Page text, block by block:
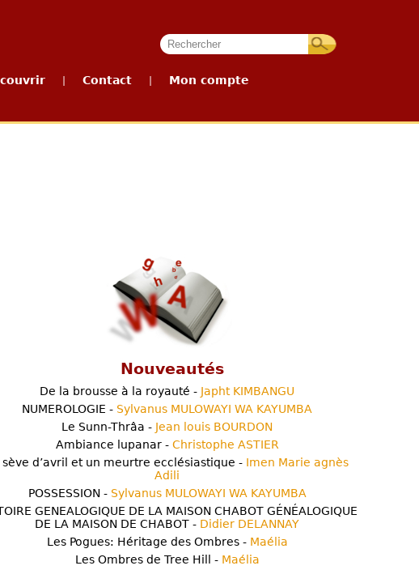
Contact Mon compte
Nouveautés
De la brousse à la royauté - Japht KIMBANGU
NUMEROLOGIE - Sylvanus MULOWAYI WA KAYUMBA
Le Sunn-Thrâa - Jean louis BOURDON
Ambiance lupanar - Christophe ASTIER
sève d’avril et un meurtre ecclésiastique - Imen Marie agnès
Adili
POSSESSION - Sylvanus MULOWAYI WA KAYUMBA
GENEALOGIQUE DE LA MAISON CHABOT GÉNÉALOGIQUE
DE LA MAISON DE CHABOT - Didier DELANNAY
Les Pogues: Héritage des Ombres - Maélia
Les Ombres de Tree Hill - Maélia